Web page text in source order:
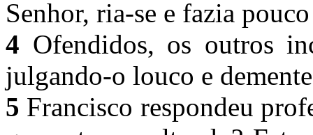
Senhor, ria-se e fazia
4 Ofendidos, os outros
julgando-o louco e
5 Francisco respondeu